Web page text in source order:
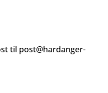
til post@hardanger-